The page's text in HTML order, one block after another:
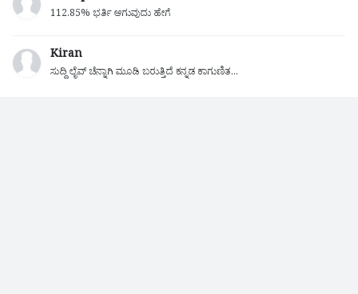
112.85% ಭರ್ತಿ ಆಗುವುದು ಹೇಗೆ
Kiran
ಸುದ್ದಿ ಲೈವ್ ಚೆನ್ನಾಗಿ ಮೂಡಿ ಬರುತ್ತಿದೆ ಕನ್ನಡ ಕಾಗುಣಿತ...